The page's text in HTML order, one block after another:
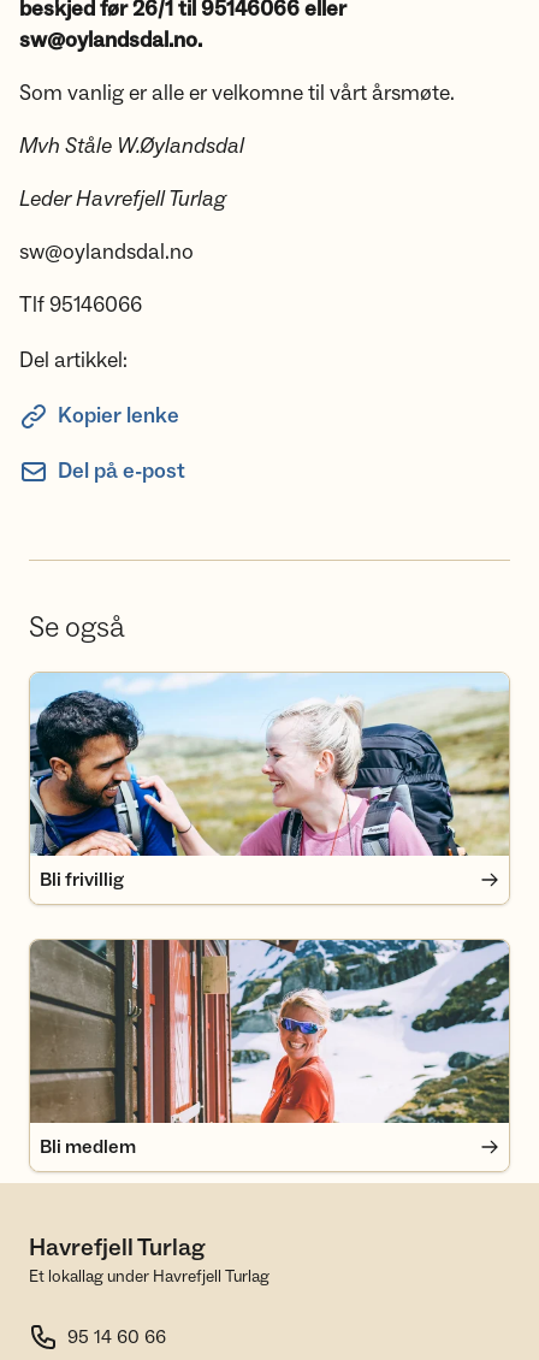
beskjed før 26/1 til 95146066 eller
sw@oylandsdal.no.
Som vanlig er alle er velkomne til vårt årsmøte.
Mvh Ståle W.Øylandsdal
Leder Havrefjell Turlag
sw@oylandsdal.no
Tlf 95146066
Del artikkel:
Kopier lenke
Del på e-post
Se også
Bli frivillig
Bli frivillig
Bli medlem
Bli medlem
Havrefjell Turlag
Et lokallag under Havrefjell Turlag
95 14 60 66